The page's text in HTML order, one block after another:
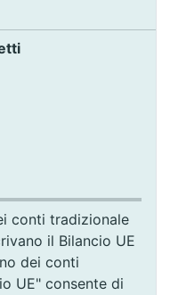
conti tradizionale
il Bilancio UE
dei conti
UE" consente di